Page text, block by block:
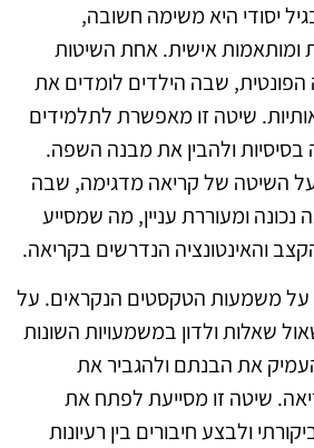
יסודי היא משימה חשובה,
ומותאמות אישית. אחת השיטות
שבה הילדים לומדים את
שיטה זו מאפשרת לתלמידים
בסיסיות ולהבין את מבנה השפה.
השיטה של קריאה מדגימה, שבה
נכונה ומעוררת עניין, מה שמסייע
והאינטונציה הנדרשים בקריאה.
על משמעות הטקסטים הנקראים. על
שאלות ולדון במשמעויות השונות
את הבנתם ולהגביר את
שיטה זו מסייעת לפתח את
ולבצע חיבורים בין רעיונות